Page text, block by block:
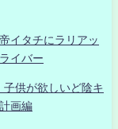
イタチにラリアッ
イバー
子供が欲しいど陰キ
画編